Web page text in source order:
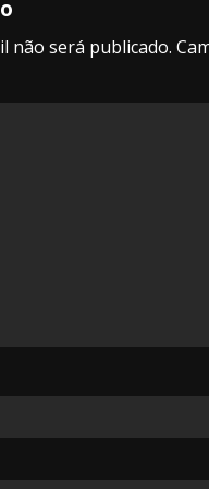
não será publicado.